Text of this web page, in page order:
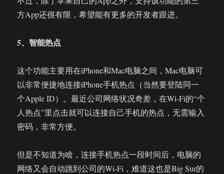
方App还很有限，希望能有更多的开发者跟进。
5、智能热点
这个功能主要用在iPhone和Mac电脑之间，Mac电脑可
以非常便捷地连接iPhone手机热点（当然要登陆同一
个Apple ID）。最近公司网络状况奇差，在Wi-Fi的“个
人热点”里点击就可以连接自己手机的热点，无需输入
密码，非常方便。
但是不知道为啥，连接手机热点一段时间后，电脑的
网络又会自动跳到公司的Wi-Fi，难道这也是Big Sur的